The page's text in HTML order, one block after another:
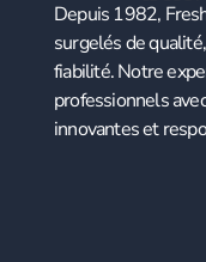
Depuis 1982,
surgelés de
fiabilité. Notre
professionnels
innovantes et